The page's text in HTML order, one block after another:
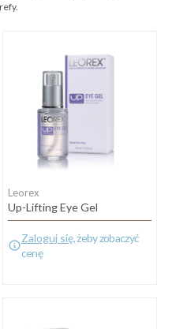
Leorex
Up-Lifting Eye Gel
Zaloguj się, żeby zobaczyć
cenę